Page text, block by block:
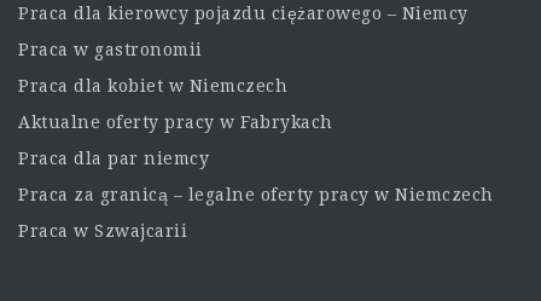
Praca dla kierowcy pojazdu ciężarowego – Niemcy
Praca w gastronomii
Praca dla kobiet w Niemczech
Aktualne oferty pracy w Fabrykach
Praca dla par niemcy
Praca za granicą – legalne oferty pracy w Niemczech
Praca w Szwajcarii